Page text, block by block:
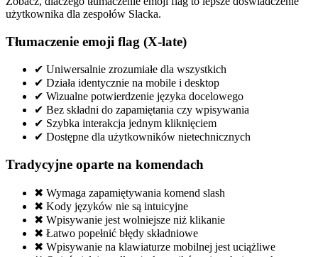
użytkownika dla zespołów Slacka.
Tłumaczenie emoji flag (X-late)
✔ Uniwersalnie zrozumiałe dla wszystkich
✔ Działa identycznie na mobile i desktop
✔ Wizualne potwierdzenie języka docelowego
✔ Bez składni do zapamiętania czy wpisywania
✔ Szybka interakcja jednym kliknięciem
✔ Dostępne dla użytkowników nietechnicznych
Tradycyjne oparte na komendach
✖ Wymaga zapamiętywania komend slash
✖ Kody języków nie są intuicyjne
✖ Wpisywanie jest wolniejsze niż klikanie
✖ Łatwo popełnić błędy składniowe
✖ Wpisywanie na klawiaturze mobilnej jest uciążliwe